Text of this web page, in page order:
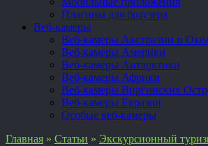
Плагины для браузера
Веб-камеры
Веб-камеры Австралии и
Веб-камеры Америки
Веб-камеры Антарктики
Веб-камеры Африки
Веб-камеры Виргинских
Веб-камеры Евразии
Особые веб-камеры
Главная » Статьи » Экскурсионный